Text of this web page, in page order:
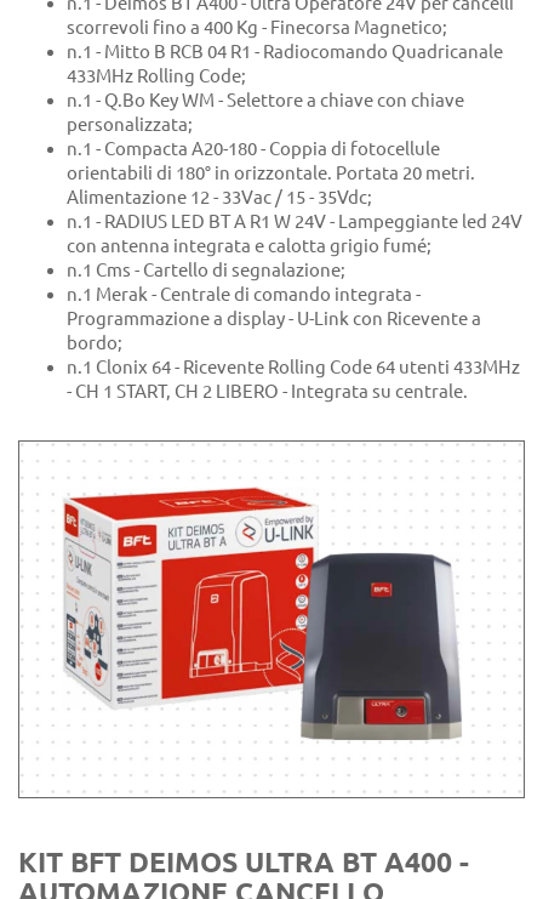
scorrevoli fino a 400 Kg - Finecorsa Magnetico;
n.1 - Mitto B RCB 04 R1 - Radiocomando Quadricanale
433MHz Rolling Code;
n.1 - Q.Bo Key WM - Selettore a chiave con chiave
personalizzata;
n.1 - Compacta A20-180 - Coppia di fotocellule
orientabili di 180° in orizzontale. Portata 20 metri.
Alimentazione 12 - 33Vac / 15 - 35Vdc;
n.1 - RADIUS LED BT A R1 W 24V - Lampeggiante led 24V
con antenna integrata e calotta grigio fumé;
n.1 Cms - Cartello di segnalazione;
n.1 Merak - Centrale di comando integrata -
Programmazione a display - U-Link con Ricevente a
bordo;
n.1 Clonix 64 - Ricevente Rolling Code 64 utenti 433MHz
- CH 1 START, CH 2 LIBERO - Integrata su centrale.
KIT BFT DEIMOS ULTRA BT A400 -
AUTOMAZIONE CANCELLO